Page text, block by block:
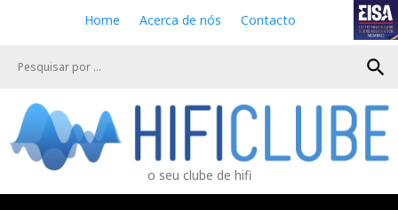
e
Home Acerca de nós Contacto
search
o seu clube de hifi